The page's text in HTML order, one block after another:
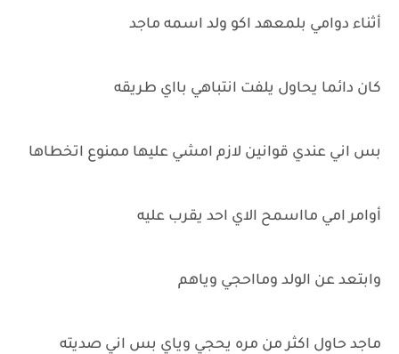
أثناء دوامي بلمعهد اكو ولد اسمه ماجد
كان دائما يحاول يلفت انتباهي بااي طريقه
بس اني عندي قوانين لازم امشي عليها ممنوع اتخطاها
أوامر امي مااسمح الاي احد يقرب عليه
وابتعد عن الولد ومااحجي وياهم
ماجد حاول اكثر من مره يحجي وياي بس اني صديته